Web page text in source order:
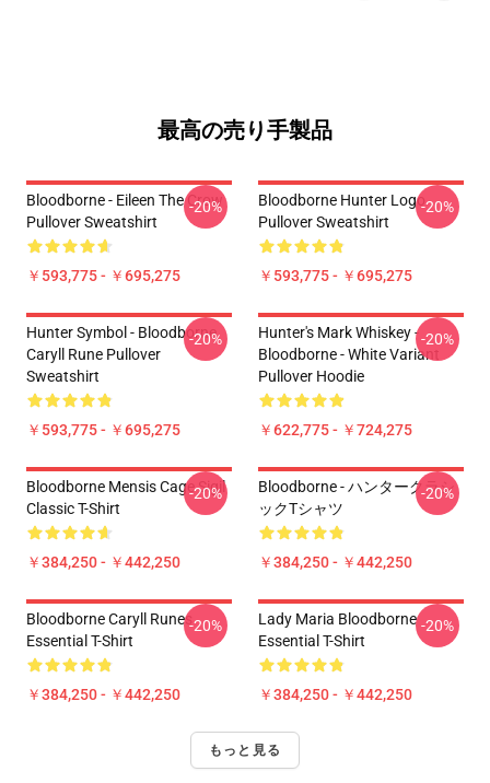
最高の売り手製品
Bloodborne - Eileen The Crow
Pullover Sweatshirt
￥593,775 - ￥695,275
-20%
Bloodborne Hunter Logo
Pullover Sweatshirt
￥593,775 - ￥695,275
-20%
Hunter Symbol - Bloodborne
Caryll Rune Pullover
Sweatshirt
￥593,775 - ￥695,275
-20%
Hunter's Mark Whiskey -
Bloodborne - White Variant
Pullover Hoodie
￥622,775 - ￥724,275
-20%
Bloodborne Mensis Cage Sigil
Classic T-Shirt
￥384,250 - ￥442,250
-20%
Bloodborne - ハンタークラシ
ックTシャツ
￥384,250 - ￥442,250
-20%
Bloodborne Caryll Runes
Essential T-Shirt
￥384,250 - ￥442,250
-20%
Lady Maria Bloodborne
Essential T-Shirt
￥384,250 - ￥442,250
-20%
もっと見る